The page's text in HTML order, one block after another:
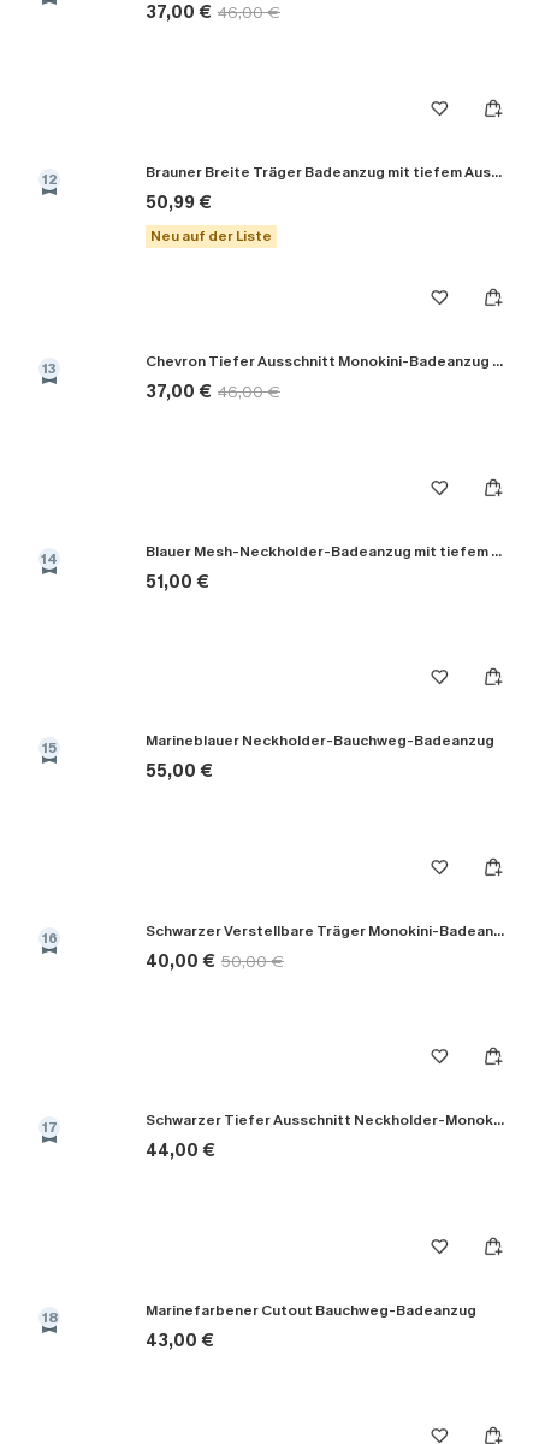
37,00 € 46,00 €
12 Brauner Breite Träger Badeanzug mit tiefem Ausschnitt
50,99 €
Neu auf der Liste
13 Chevron Tiefer Ausschnitt Monokini-Badeanzug in Schwarz
37,00 € 46,00 €
14 Blauer Mesh-Neckholder-Badeanzug mit tiefem Ausschnitt
51,00 €
15 Marineblauer Neckholder-Bauchweg-Badeanzug
55,00 €
16 Schwarzer Verstellbare Träger Monokini-Badeanzug
40,00 € 50,00 €
17 Schwarzer Tiefer Ausschnitt Neckholder-Monokini-Badeanzug
44,00 €
18 Marinefarbener Cutout Bauchweg-Badeanzug
43,00 €